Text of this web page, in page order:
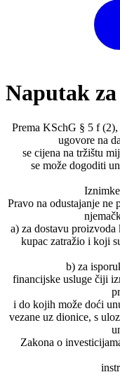
Naputak
Prema KSchG § 5 f (2),
ugovore na
se cijena na tržištu
se može dogoditi
Pravo na odustajanje ne
a) za dostavu
kupac zatražio i koji
b) za
financijske usluge čiji
i do kojih može doći
vezane uz dionice, s
Zakona o